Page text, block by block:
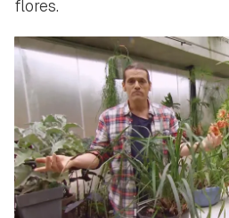
Guardar como
Para poder guardar como
iniciar sesión con tu cuenta de
flores.
Contenido
Gracias por suscribirte
ACEPTAR